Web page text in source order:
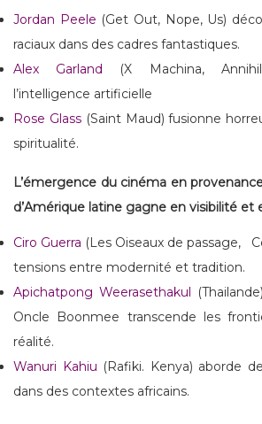
Jordan Peele (Get Out, Nope, Us)
raciaux dans des cadres fantastiques.
Alex Garland (X Machina,
l’intelligence artificielle
Rose Glass(Saint Maud) fusionne
spiritualité.
L’émergence du cinéma en
d’Amérique latine gagne en visibilité et
Ciro Guerra (Les Oiseaux de passage,
tensions entre modernité et tradition.
Apichatpong Weerasethakul
Oncle Boonmee transcende les
réalité.
Wanuri Kahiu (Rafiki. Kenya) aborde
dans des contextes africains.